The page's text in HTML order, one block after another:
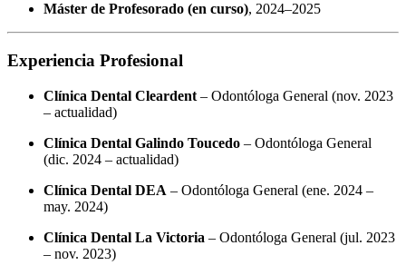
Máster de Profesorado (en curso), 2024–2025
Experiencia Profesional
Clínica Dental Cleardent – Odontóloga General (nov. 2023
– actualidad)
Clínica Dental Galindo Toucedo – Odontóloga General
(dic. 2024 – actualidad)
Clínica Dental DEA – Odontóloga General (ene. 2024 –
may. 2024)
Clínica Dental La Victoria – Odontóloga General (jul. 2023
– nov. 2023)